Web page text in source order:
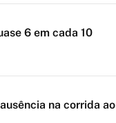
6 em cada 10
na corrida ao